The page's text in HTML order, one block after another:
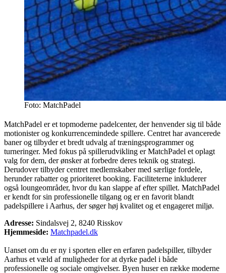
Foto: MatchPadel
MatchPadel er et topmoderne padelcenter, der henvender sig til både
motionister og konkurrencemindede spillere. Centret har avancerede
baner og tilbyder et bredt udvalg af træningsprogrammer og
turneringer. Med fokus på spillerudvikling er MatchPadel et oplagt
valg for dem, der ønsker at forbedre deres teknik og strategi.
Derudover tilbyder centret medlemskaber med særlige fordele,
herunder rabatter og prioriteret booking. Faciliteterne inkluderer
også loungeområder, hvor du kan slappe af efter spillet. MatchPadel
er kendt for sin professionelle tilgang og er en favorit blandt
padelspillere i Aarhus, der søger høj kvalitet og et engageret miljø.
Adresse: Sindalsvej 2, 8240 Risskov
Hjemmeside: Matchpadel.dk
Uanset om du er ny i sporten eller en erfaren padelspiller, tilbyder
Aarhus et væld af muligheder for at dyrke padel i både
professionelle og sociale omgivelser. Byen huser en række moderne